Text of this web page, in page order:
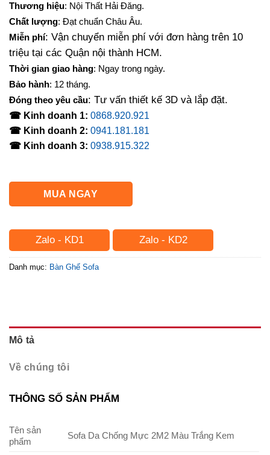
là:
7,500,000₫.
6,500,000₫.
Thương hiệu: Nội Thất Hải Đăng.
Chất lượng: Đạt chuẩn Châu Âu.
Miễn phí: Vận chuyển miễn phí với đơn hàng trên 10
triệu tại các Quận nội thành HCM.
Thời gian giao hàng: Ngay trong ngày.
Bảo hành: 12 tháng.
Đóng theo yêu cầu: Tư vấn thiết kế 3D và lắp đặt.
☎ Kinh doanh 1: 0868.920.921
☎ Kinh doanh 2: 0941.181.181
☎ Kinh doanh 3: 0938.915.322
MUA NGAY
Zalo - KD1 Zalo - KD2
Danh mục: Bàn Ghế Sofa
Mô tả
Về chúng tôi
THÔNG SỐ SẢN PHẨM
Tên sản
phẩm
Sofa Da Chống Mực 2M2 Màu Trắng Kem